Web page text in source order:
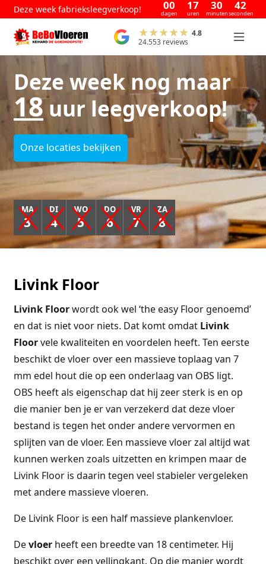
Deze week fabrieksleegverkoop! 00
dagen
17
uren
30
minuten
41
seconden
4.8
24.553 reviews
Deze week nog maar
18uur leegverkoop!
Onze locaties bekijken
MA
3
DI
4
WO
5
DO
6
VR
7
ZA
8
Livink Floor
Livink Floorwordt ook wel ‘the easy Floor genoemd’
en dat is niet voor niets. Dat komt omdat Livink
Floorvele kwaliteiten en voordelen heeft. Ten eerste
beschikt de vloer over een massieve toplaag van 7
mm edel hout die op een onderlaag van OBS ligt.
OBS heeft als eigenschap dat hij zeer sterk is en op
die manier ben je er van verzekerd dat deze vloer
bestand is tegen het onder andere vervormen en
splijten van de vloer. Een massieve vloer zal altijd wat
kunnen werken zoals uitzetten en krimpen maar de
Livink Floor is daarin tegen veel stabieler vergeleken
met andere massieve vloeren.
De Livink Floor is een half massieve plankenvloer.
Devloerheeft een breedte van 18 centimeter. Hij
beschikt over een vellingkant. Op die manier wordt